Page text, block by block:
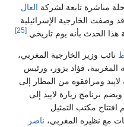
مباشرة تابعة لشركة العال
وصفت الخارجية الإسرائيلية
هذا الحدث بأنه يوم تاريخي.[25]
نائب وزير الخارجية المغربي،
فؤاد يزور، ورئيس
ومرافقوه من المطار إلى
برنامج زيارة لاپيد إلى
مكتب التمثيل
مع نظيره المغربي، ناصر